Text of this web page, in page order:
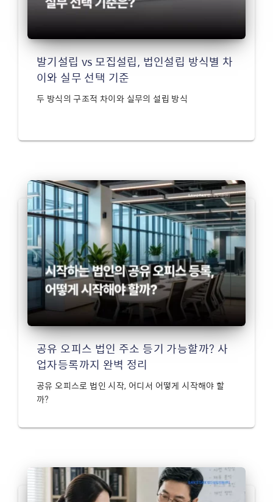
발기설립 vs 모집설립, 법인설립 방식별 차
이와 실무 선택 기준
두 방식의 구조적 차이와 실무의 설립 방식
공유 오피스 법인 주소 등기 가능할까? 사
업자등록까지 완벽 정리
공유 오피스로 법인 시작, 어디서 어떻게 시작해야 할
까?